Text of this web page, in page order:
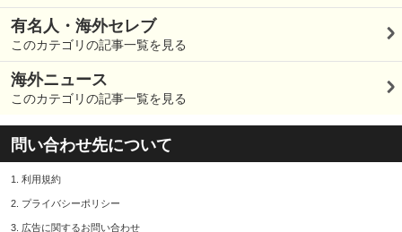
有名人・海外セレブ
このカテゴリの記事一覧を見る
海外ニュース
このカテゴリの記事一覧を見る
問い合わせ先について
1. 利用規約
2. プライバシーポリシー
3. 広告に関するお問い合わせ